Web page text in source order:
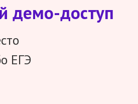
демо-доступ
ЕГЭ